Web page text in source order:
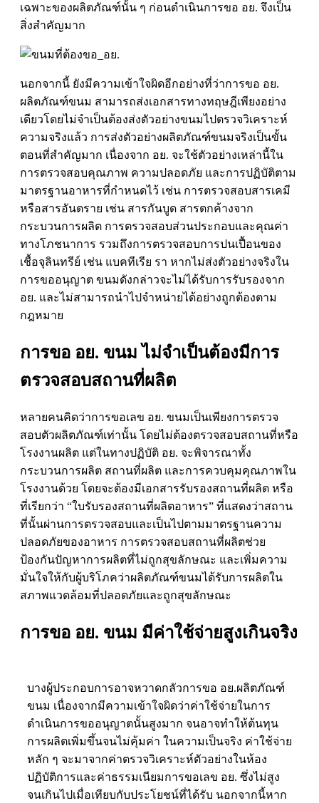
เฉพาะของผลิตภัณฑ์นั้น ๆ ก่อนดำเนินการขอ อย. จึงเป็น
สิ่งสำคัญมาก
นอกจากนี้ ยังมีความเข้าใจผิดอีกอย่างที่ว่าการขอ อย.
ผลิตภัณฑ์ขนม สามารถส่งเอกสารทางทฤษฎีเพียงอย่าง
เดียวโดยไม่จำเป็นต้องส่งตัวอย่างขนมไปตรวจวิเคราะห์
ความจริงแล้ว การส่งตัวอย่างผลิตภัณฑ์ขนมจริงเป็นขั้น
ตอนที่สำคัญมาก เนื่องจาก อย. จะใช้ตัวอย่างเหล่านี้ใน
การตรวจสอบคุณภาพ ความปลอดภัย และการปฏิบัติตาม
มาตรฐานอาหารที่กำหนดไว้ เช่น การตรวจสอบสารเคมี
หรือสารอันตราย เช่น สารกันบูด สารตกค้างจาก
กระบวนการผลิต การตรวจสอบส่วนประกอบและคุณค่า
ทางโภชนาการ รวมถึงการตรวจสอบการปนเปื้อนของ
เชื้อจุลินทรีย์ เช่น แบคทีเรีย รา หากไม่ส่งตัวอย่างจริงใน
การขออนุญาต ขนมดังกล่าวจะไม่ได้รับการรับรองจาก
อย. และไม่สามารถนำไปจำหน่ายได้อย่างถูกต้องตาม
กฎหมาย
การขอ อย. ขนม ไม่จำเป็นต้องมีการ
ตรวจสอบสถานที่ผลิต
หลายคนคิดว่าการขอเลข อย. ขนมเป็นเพียงการตรวจ
สอบตัวผลิตภัณฑ์เท่านั้น โดยไม่ต้องตรวจสอบสถานที่หรือ
โรงงานผลิต แต่ในทางปฏิบัติ อย. จะพิจารณาทั้ง
กระบวนการผลิต สถานที่ผลิต และการควบคุมคุณภาพใน
โรงงานด้วย โดยจะต้องมีเอกสารรับรองสถานที่ผลิต หรือ
ที่เรียกว่า “ใบรับรองสถานที่ผลิตอาหาร” ที่แสดงว่าสถาน
ที่นั้นผ่านการตรวจสอบและเป็นไปตามมาตรฐานความ
ปลอดภัยของอาหาร การตรวจสอบสถานที่ผลิตช่วย
ป้องกันปัญหาการผลิตที่ไม่ถูกสุขลักษณะ และเพิ่มความ
มั่นใจให้กับผู้บริโภคว่าผลิตภัณฑ์ขนมได้รับการผลิตใน
สภาพแวดล้อมที่ปลอดภัยและถูกสุขลักษณะ
การขอ อย. ขนม มีค่าใช้จ่ายสูงเกินจริง
บางผู้ประกอบการอาจหวาดกลัวการขอ อย.ผลิตภัณฑ์
ขนม เนื่องจากมีความเข้าใจผิดว่าค่าใช้จ่ายในการ
ดำเนินการขออนุญาตนั้นสูงมาก จนอาจทำให้ต้นทุน
การผลิตเพิ่มขึ้นจนไม่คุ้มค่า ในความเป็นจริง ค่าใช้จ่าย
หลัก ๆ จะมาจากค่าตรวจวิเคราะห์ตัวอย่างในห้อง
ปฏิบัติการและค่าธรรมเนียมการขอเลข อย. ซึ่งไม่สูง
จนเกินไปเมื่อเทียบกับประโยชน์ที่ได้รับ นอกจากนี้หาก